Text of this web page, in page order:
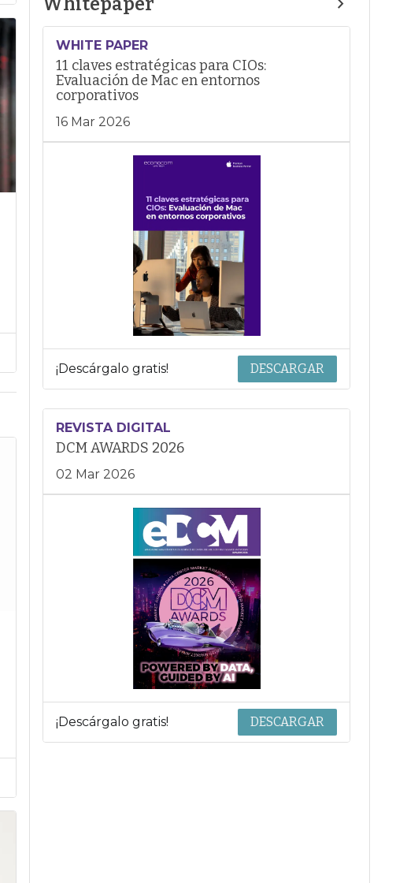
WHITE PAPER
11 claves estratégicas para CIOs:
Evaluación de Mac en entornos
corporativos
16 Mar 2026
¡Descárgalo gratis! DESCARGAR
REVISTA DIGITAL
DCM AWARDS 2026
02 Mar 2026
¡Descárgalo gratis! DESCARGAR